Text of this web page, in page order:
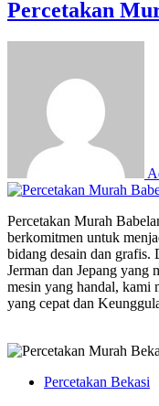
Percetakan
Percetakan Murah
berkomitmen untuk
bidang desain dan grafis.
Jerman dan Jepang yang
mesin yang handal, kami
yang cepat dan
Percetakan Bekasi